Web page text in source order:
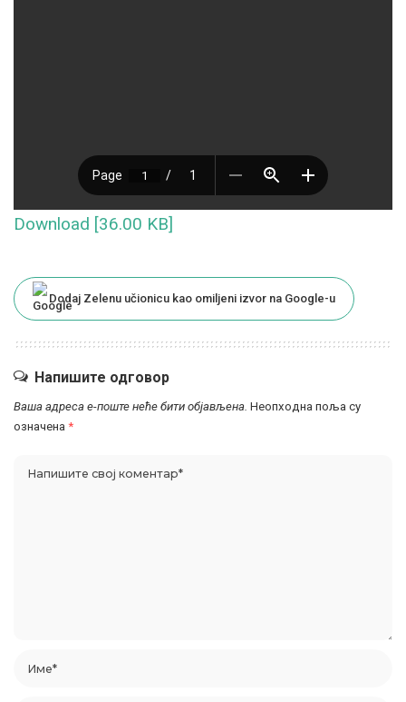
Download [36.00 KB]
Dodaj Zelenu učionicu kao omiljeni izvor na Google-u
Напишите одговор
Ваша адреса е-поште неће бити објављена. Неопходна поља су
означена *